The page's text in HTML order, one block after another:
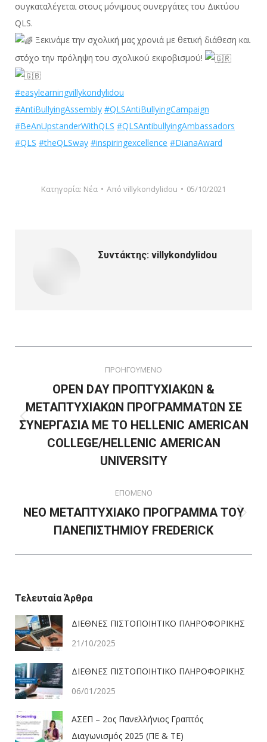
συγκαταλέγεται στους μόνιμους συνεργάτες του Δικτύου
QLS.
Ξεκινάμε την σχολική μας χρονιά με θετική διάθεση και
στόχο την πρόληψη του σχολικού εκφοβισμού!
#easylearningvillykondylidou
#AntiBullyingAssembly #QLSAntiBullyingCampaign
#BeAnUpstanderWithQLS #QLSAntibullyingAmbassadors
#QLS #theQLSway #inspiringexcellence #DianaAward
Κατηγορία: Νέα Από villykondylidou 05/10/2021
Συντάκτης: villykondylidou
navigation
ΠΡΟΗΓΟΥΜΕΝΟ
Previous
post:
OPEN DAY ΠΡΟΠΤΥΧΙΑΚΩΝ &
ΜΕΤΑΠΤΥΧΙΑΚΩΝ ΠΡΟΓΡΑΜΜΑΤΩΝ ΣΕ
ΣΥΝΕΡΓΑΣΙΑ ΜΕ ΤΟ HELLENIC AMERICAN
COLLEGE/HELLENIC AMERICAN
UNIVERSITY
ΕΠΟΜΕΝΟ
Next
post:
ΝΕΟ ΜΕΤΑΠΤΥΧΙΑΚΟ ΠΡΟΓΡΑΜΜΑ ΤΟΥ
ΠΑΝΕΠΙΣΤΗΜΙΟΥ FREDERICK
Τελευταία Άρθρα
ΔΙΕΘΝΕΣ ΠΙΣΤΟΠΟΙΗΤΙΚΟ ΠΛΗΡΟΦΟΡΙΚΗΣ
21/10/2025
ΔΙΕΘΝΕΣ ΠΙΣΤΟΠΟΙΗΤΙΚΟ ΠΛΗΡΟΦΟΡΙΚΗΣ
06/01/2025
ΑΣΕΠ – 2ος Πανελλήνιος Γραπτός
Διαγωνισμός 2025 (ΠΕ & ΤΕ)